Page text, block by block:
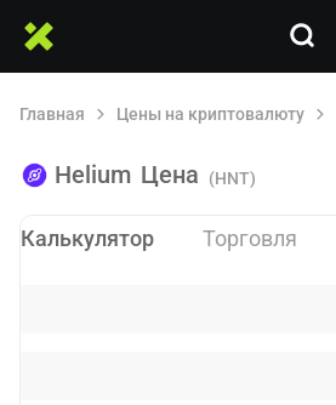
Главная Цены на криптовалюту
Helium Цена (HNT)
Калькулятор Торговля